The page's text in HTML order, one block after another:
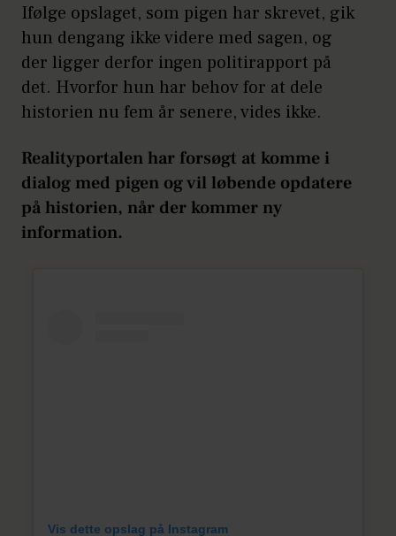
Ifølge opslaget, som pigen har skrevet, gik
hun dengang ikke videre med sagen, og
der ligger derfor ingen politirapport på
det. Hvorfor hun har behov for at dele
historien nu fem år senere, vides ikke.
Realityportalen har forsøgt at komme i
dialog med pigen og vil løbende opdatere
på historien, når der kommer ny
information.
Vis dette opslag på Instagram